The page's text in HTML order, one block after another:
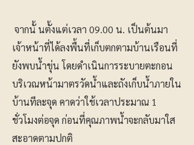
จากนั้ นตั้งแต่เวลา 09.00 น. เป็นต้นมา
เจ้าหน้าที่ได้ลงพื้นที่เก็บตกตามบ้านเรือนที่
ยังพบน้ำขุ่น โดยดำเนินการระบายตะกอน
บริเวณหน้ามาตรวัดน้ำและถังเก็บน้ำภายใน
บ้านทีละจุด คาดว่าใช้เวลาประมาณ 1
ชั่วโมงต่อจุด ก่อนที่คุณภาพน้ำจะกลับมาใส
สะอาดตามปกติ